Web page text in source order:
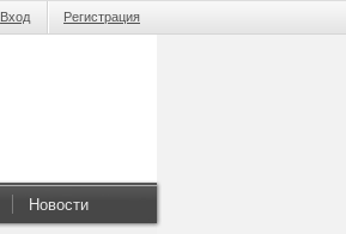
Вход Регистрация
Новости